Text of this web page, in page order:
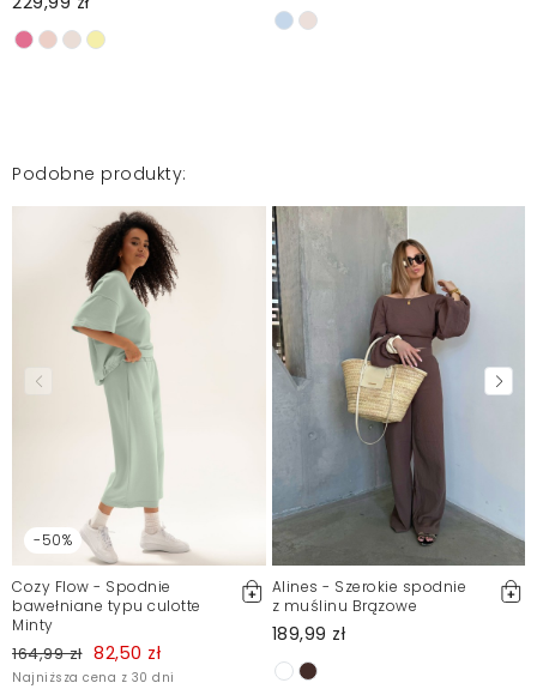
Podobne produkty:
-50%
Cozy Flow - Spodnie
bawełniane typu culotte
Minty
164,99 zł 82,50 zł
Najniższa cena z 30 dni
Alines - Szerokie spodnie
z muślinu Brązowe
189,99 zł